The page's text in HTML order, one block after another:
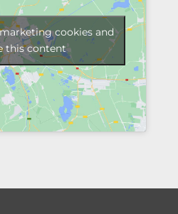
cookies and
this content